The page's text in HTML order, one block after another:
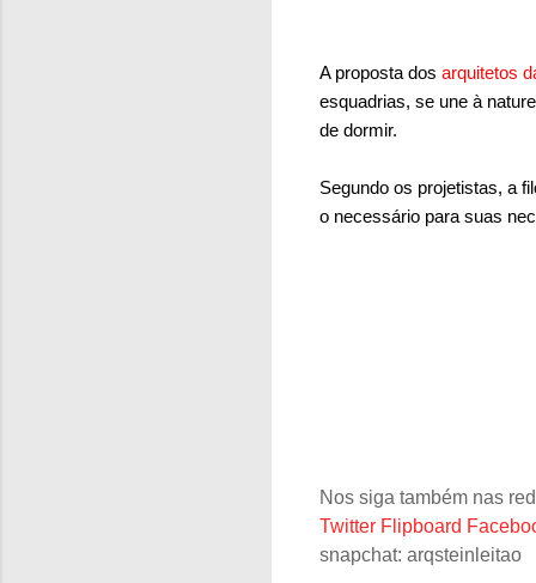
A proposta dos arquitetos
esquadrias, se une à
de dormir.
Segundo os projetistas, a
o necessário para suas
Nos siga também nas
Twitter Flipboard
snapchat: arqsteinleitao